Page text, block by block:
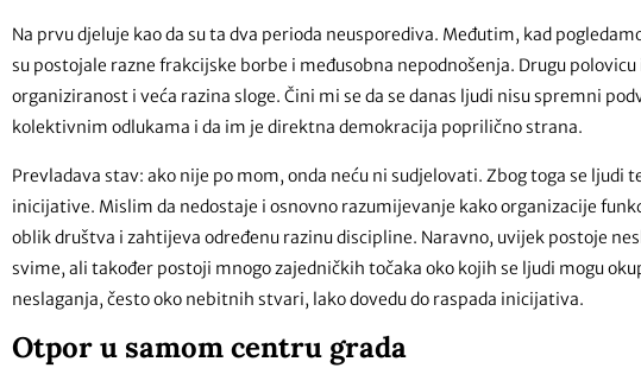
Na prvu djeluje kao da su ta dva perioda neusporediva. Međutim, kad
su postojale razne frakcijske borbe i međusobna nepodnošenja. Drugu
organiziranost i veća razina sloge. Čini mi se da se danas ljudi nisu spremni
kolektivnim odlukama i da im je direktna demokracija poprilično strana.
Prevladava stav: ako nije po mom, onda neću ni sudjelovati. Zbog toga se ljudi
inicijative. Mislim da nedostaje i osnovno razumijevanje kako organizacije
oblik društva i zahtijeva određenu razinu discipline. Naravno, uvijek postoje
svime, ali također postoji mnogo zajedničkih točaka oko kojih se ljudi mogu
neslaganja, često oko nebitnih stvari, lako dovedu do raspada inicijativa.
Otpor u samom centru grada